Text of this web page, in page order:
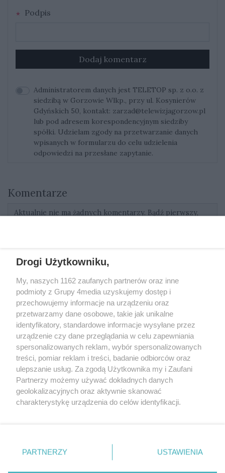
Podpis
Dodaj komentarz
Administratorem danych jest TELETOP sp. z o.o. z
siedzibą w Gorzowie Wlkp., przy ul. Kosynierów
Gdyńskich 50, kontakt: zarzad@telewizjagorzow.pl
lub pod adresem korespondencyjnym siedziby
spółki. Udzielam zgody na przetwarzanie danych
wpisanych w formularzu do celu udzielenia
odpowiedzi na przesłane zapytanie.
Komentarze
Aktualnie nie ma żadnych komentarzy. Bądź pierwszy,
REKLAMA
Reklama Kontakt
Informacja o Nadawcy
Szukaj
Drogi Użytkowniku,
My, naszych 1162 zaufanych partnerów oraz inne
podmioty z Grupy 4media uzyskujemy dostęp i
przechowujemy informacje na urządzeniu oraz
przetwarzamy dane osobowe, takie jak unikalne
identyfikatory, standardowe informacje wysyłane przez
urządzenie czy dane przeglądania w celu zapewniania
spersonalizowanych reklam, wybór spersonalizowanych
treści, pomiar reklam i treści, badanie odbiorców oraz
ulepszanie usług. Za zgodą Użytkownika my i Zaufani
Partnerzy możemy używać dokładnych danych
geolokalizacyjnych oraz aktywnie skanować
charakterystykę urządzenia do celów identyfikacji.
zmienić/wycofać klikając przycisk ustawień prywatności
znajdujący się w lewym dolnym rogu strony
. Niektóre
PARTNERZY USTAWIENIA